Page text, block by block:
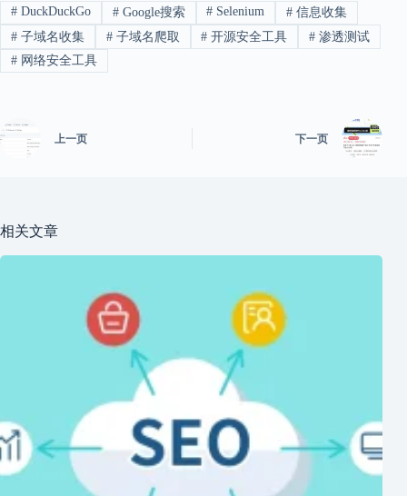
#DuckDuckGo #Google搜索 # Selenium # 信息收集
#子域名收集 #子域名爬取 # 开源安全工具 # 渗透测试
#网络安全工具
上一页 下一页
相关文章